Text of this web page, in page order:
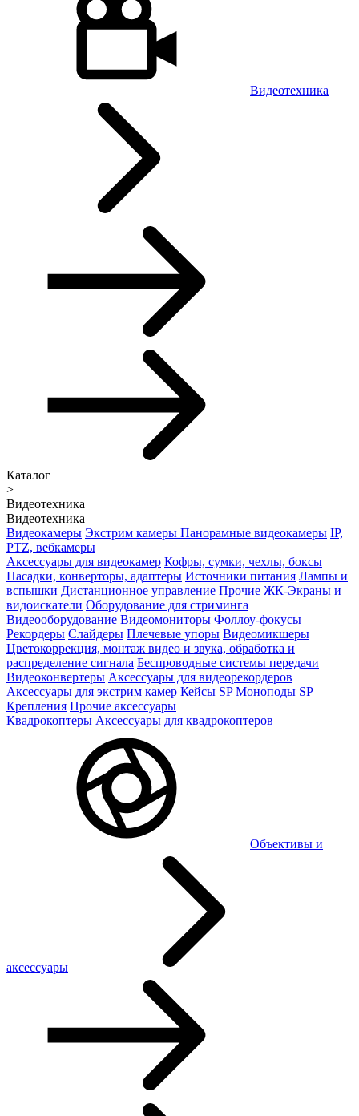
Видеотехника
Каталог
>
Видеотехника
Видеотехника
Видеокамеры Экстрим камеры Панорамные видеокамеры IP,
PTZ, вебкамеры
Аксессуары для видеокамер Кофры, сумки, чехлы, боксы
Насадки, конверторы, адаптеры Источники питания Лампы и
вспышки Дистанционное управление Прочие ЖК-Экраны и
видоискатели Оборудование для стриминга
Видеооборудование Видеомониторы Фоллоу-фокусы
Рекордеры Слайдеры Плечевые упоры Видеомикшеры
Цветокоррекция, монтаж видео и звука, обработка и
распределение сигнала Беспроводные системы передачи
Видеоконвертеры Аксессуары для видеорекордеров
Аксессуары для экстрим камер Кейсы SP Моноподы SP
Крепления Прочие аксессуары
Квадрокоптеры Аксессуары для квадрокоптеров
Объективы и
аксессуары